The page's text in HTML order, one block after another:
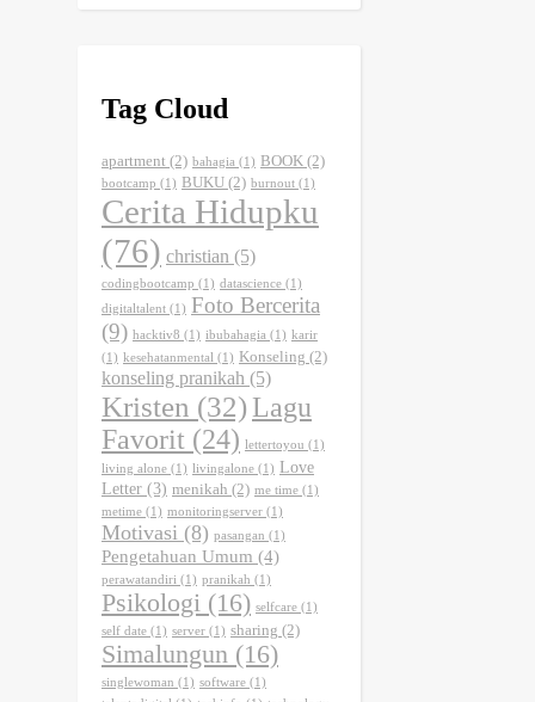
Tag Cloud
apartment (2) bahagia (1) BOOK (2)
bootcamp (1) BUKU (2) burnout (1)
Cerita Hidupku
(76) christian (5)
codingbootcamp (1) datascience (1)
digitaltalent (1) Foto Bercerita
(9) hacktiv8 (1) ibubahagia (1) karir
(1) kesehatanmental (1) Konseling (2)
konseling pranikah (5)
Kristen (32) Lagu
Favorit (24) lettertoyou (1)
living alone (1) livingalone (1) Love
Letter (3) menikah (2) me time (1)
metime (1) monitoringserver (1)
Motivasi (8) pasangan (1)
Pengetahuan Umum (4)
perawatandiri (1) pranikah (1)
Psikologi (16) selfcare (1)
self date (1) server (1) sharing (2)
Simalungun (16)
singlewoman (1) software (1)